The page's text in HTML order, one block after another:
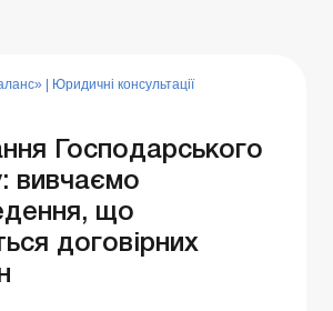
Юридичні консультації
Господарського
вивчаємо
що
договірних